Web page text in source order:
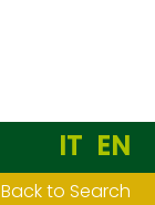
IT EN
Back to Search